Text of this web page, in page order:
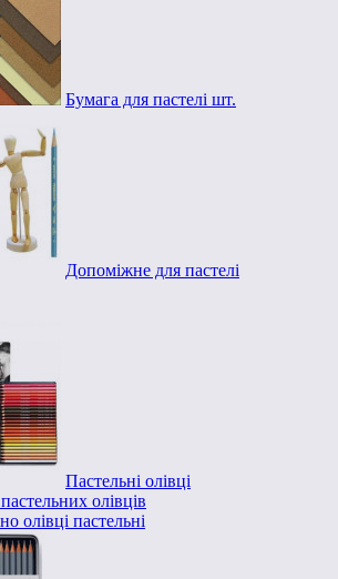
Бумага для пастелі шт.
Допоміжне для пастелі
Пастельні олівці
олівців
олівці пастельні